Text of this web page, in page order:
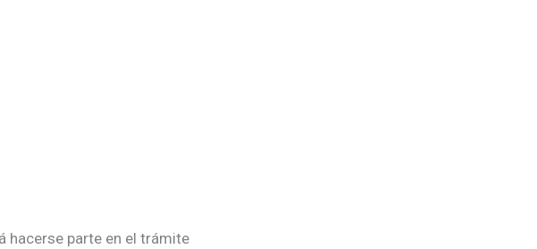
hacerse parte en el trámite